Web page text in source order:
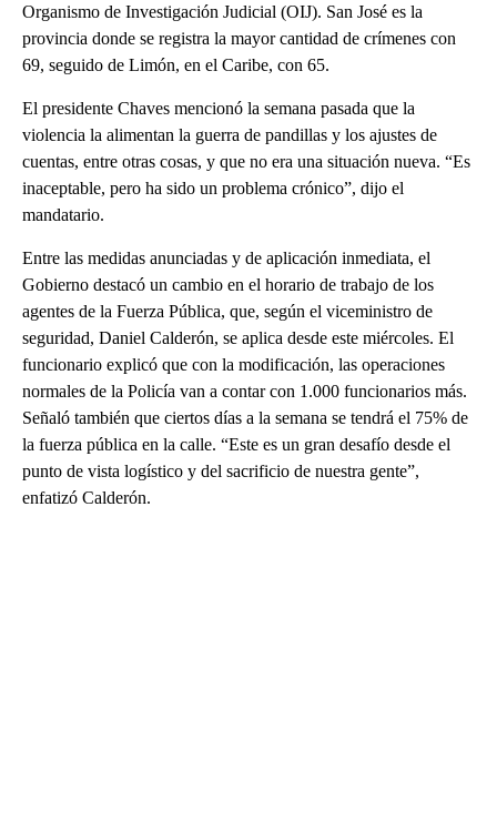
Organismo de Investigación Judicial (OIJ). San José es la
provincia donde se registra la mayor cantidad de crímenes con
69, seguido de Limón, en el Caribe, con 65.
El presidente Chaves mencionó la semana pasada que la
violencia la alimentan la guerra de pandillas y los ajustes de
cuentas, entre otras cosas, y que no era una situación nueva. “Es
inaceptable, pero ha sido un problema crónico”, dijo el
mandatario.
Entre las medidas anunciadas y de aplicación inmediata, el
Gobierno destacó un cambio en el horario de trabajo de los
agentes de la Fuerza Pública, que, según el viceministro de
seguridad, Daniel Calderón, se aplica desde este miércoles. El
funcionario explicó que con la modificación, las operaciones
normales de la Policía van a contar con 1.000 funcionarios más.
Señaló también que ciertos días a la semana se tendrá el 75% de
la fuerza pública en la calle. “Este es un gran desafío desde el
punto de vista logístico y del sacrificio de nuestra gente”,
enfatizó Calderón.